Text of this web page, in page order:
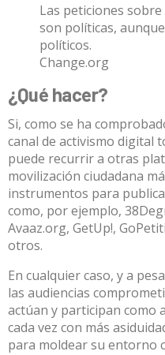
Las peticiones
son políticas,
políticos.
Change.org
¿Qué hacer?
Si, como se ha
canal de activismo digital
puede recurrir a otras
movilización ciudadana
instrumentos para
como, por ejemplo,
Avaaz.org, GetUp!,
otros.
En cualquier caso, y a
las audiencias
actúan y participan como
cada vez con más
para moldear su entorno